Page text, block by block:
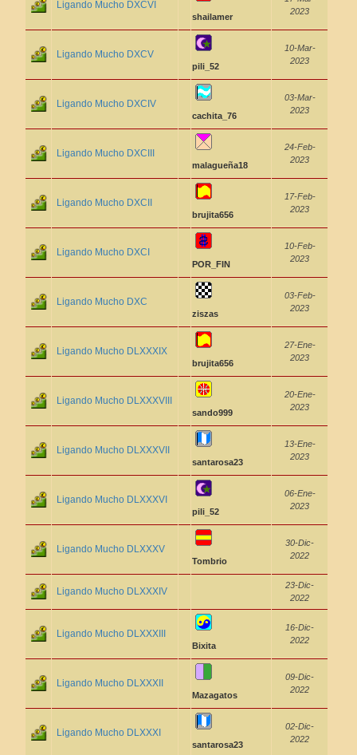
Ligando Mucho DXCVI
shailamer
2023
Ligando Mucho DXCV
pili_52
10-Mar-
2023
Ligando Mucho DXCIV
cachita_76
03-Mar-
2023
Ligando Mucho DXCIII
malagueña18
24-Feb-
2023
Ligando Mucho DXCII
brujita656
17-Feb-
2023
Ligando Mucho DXCI
POR_FIN
10-Feb-
2023
Ligando Mucho DXC
ziszas
03-Feb-
2023
Ligando Mucho DLXXXIX
brujita656
27-Ene-
2023
Ligando Mucho DLXXXVIII
sando999
20-Ene-
2023
Ligando Mucho DLXXXVII
santarosa23
13-Ene-
2023
Ligando Mucho DLXXXVI
pili_52
06-Ene-
2023
Ligando Mucho DLXXXV
Tombrio
30-Dic-
2022
Ligando Mucho DLXXXIV
23-Dic-
2022
Ligando Mucho DLXXXIII
Bixita
16-Dic-
2022
Ligando Mucho DLXXXII
Mazagatos
09-Dic-
2022
Ligando Mucho DLXXXI
santarosa23
02-Dic-
2022